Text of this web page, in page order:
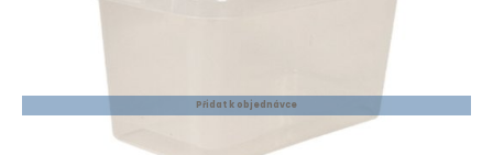
Přidat k objednávce